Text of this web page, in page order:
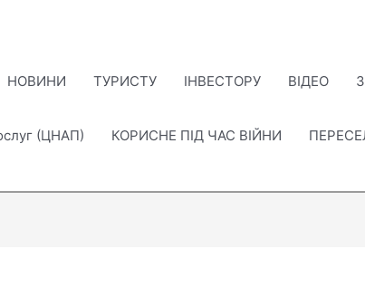
НОВИНИ ТУРИСТУ ІНВЕСТОРУ ВІДЕО
(ЦНАП) КОРИСНЕ ПІД ЧАС ВІЙНИ